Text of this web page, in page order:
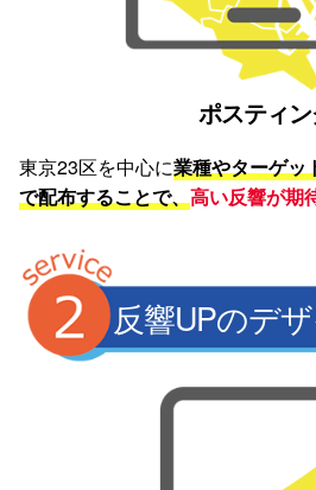
ポスティ
東京23区を中心に業種やターゲッ
で配布することで、高い反響が期
反響UPのデ